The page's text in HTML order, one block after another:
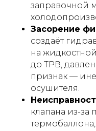
заправочной
Засорение
создаёт
на
до ТРВ,
признак —
осушителя.
клапана из-за